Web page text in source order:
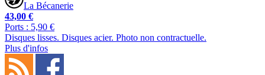
La Bécanerie
43,00 €
Ports : 5,90 €
Disques lisses. Disques acier. Photo non contractuelle.
Plus d'infos